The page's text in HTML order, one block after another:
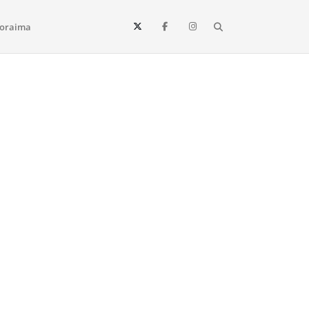
e todo o estado de Roraima. Fique sempre informado